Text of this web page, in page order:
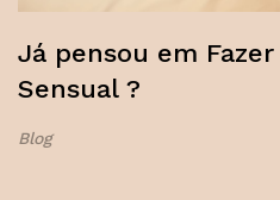
Já pensou em
Sensual ?
Blog